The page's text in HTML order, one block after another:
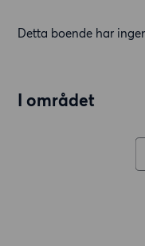
Detta boende har
I området